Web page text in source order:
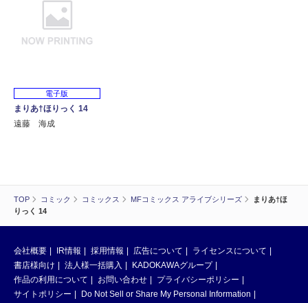
TOP コミック コミックス MFコミックス アライブシリーズ
まりあ†ほ
りっく 14
電子版
まりあ†ほりっく 14
遠藤 海成
会社概要 IR情報 採用情報 広告について
ライセンスについて
書店様向け
法人様一括購入
KADOKAWAグループ
作品の利用について
お問い合わせ
プライバシーポリシー
サイトポリシー
Do Not Sell or Share My Personal Information